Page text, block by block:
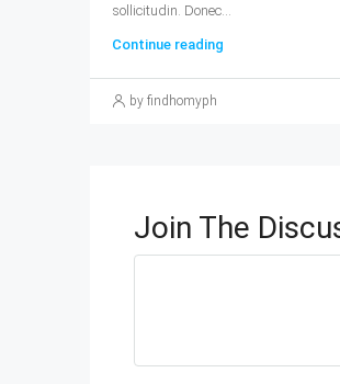
sollicitudin. Donec...
Continue reading
by findhomyph
Join The